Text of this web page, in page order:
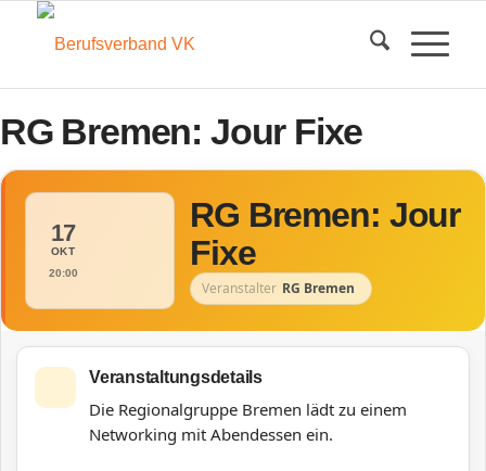
RG Bremen: Jour Fixe
17
OKT
20:00
RG Bremen: Jour
Fixe
Veranstalter RG Bremen
Veranstaltungsdetails
Die Regionalgruppe Bremen lädt zu einem
Networking mit Abendessen ein.